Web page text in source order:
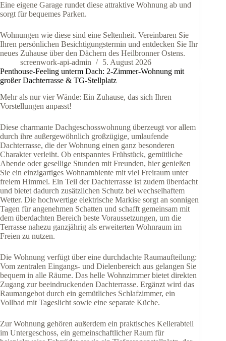
Eine eigene Garage rundet diese attraktive Wohnung ab und
sorgt für bequemes Parken.
Wohnungen wie diese sind eine Seltenheit. Vereinbaren Sie
Ihren persönlichen Besichtigungstermin und entdecken Sie Ihr
neues Zuhause über den Dächern des Heilbronner Ostens.
screenwork-api-admin
5. August 2026
Penthouse-Feeling unterm Dach: 2-Zimmer-Wohnung mit
großer Dachterrasse & TG-Stellplatz
Mehr als nur vier Wände: Ein Zuhause, das sich Ihren
Vorstellungen anpasst!
Diese charmante Dachgeschosswohnung überzeugt vor allem
durch ihre außergewöhnlich großzügige, umlaufende
Dachterrasse, die der Wohnung einen ganz besonderen
Charakter verleiht. Ob entspanntes Frühstück, gemütliche
Abende oder gesellige Stunden mit Freunden, hier genießen
Sie ein einzigartiges Wohnambiente mit viel Freiraum unter
freiem Himmel. Ein Teil der Dachterrasse ist zudem überdacht
und bietet dadurch zusätzlichen Schutz bei wechselhaftem
Wetter. Die hochwertige elektrische Markise sorgt an sonnigen
Tagen für angenehmen Schatten und schafft gemeinsam mit
dem überdachten Bereich beste Voraussetzungen, um die
Terrasse nahezu ganzjährig als erweiterten Wohnraum im
Freien zu nutzen.
Die Wohnung verfügt über eine durchdachte Raumaufteilung:
Vom zentralen Eingangs- und Dielenbereich aus gelangen Sie
bequem in alle Räume. Das helle Wohnzimmer bietet direkten
Zugang zur beeindruckenden Dachterrasse. Ergänzt wird das
Raumangebot durch ein gemütliches Schlafzimmer, ein
Vollbad mit Tageslicht sowie eine separate Küche.
Zur Wohnung gehören außerdem ein praktisches Kellerabteil
im Untergeschoss, ein gemeinschaftlicher Raum für